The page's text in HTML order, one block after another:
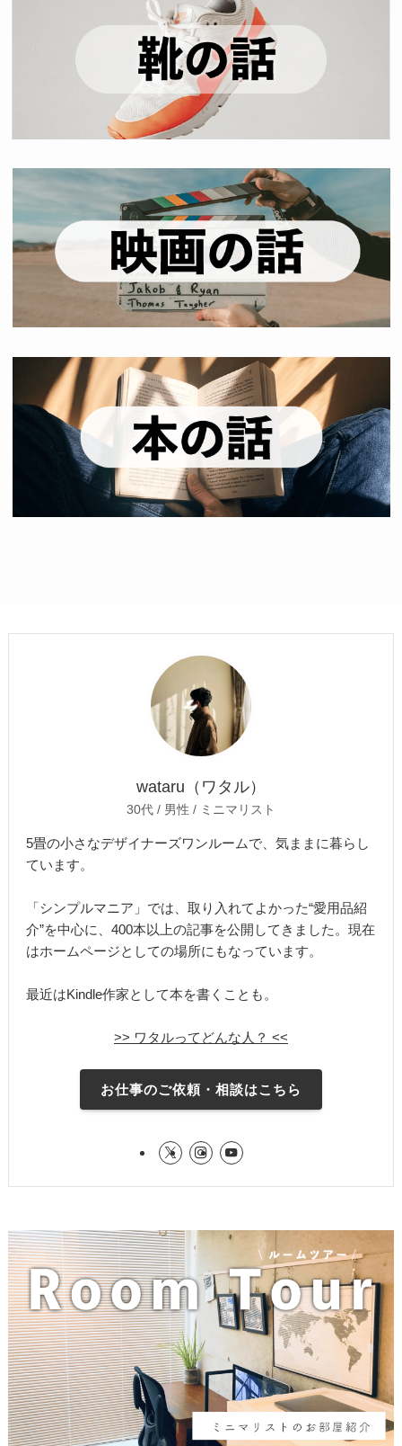
wataru（ワタル）
30代 / 男性 / ミニマリスト
5畳の小さなデザイナーズワンルームで、気ままに暮らし
ています。
「シンプルマニア」では、取り入れてよかった“愛用品紹
介”を中心に、400本以上の記事を公開してきました。現在
はホームページとしての場所にもなっています。
最近はKindle作家として本を書くことも。
>> ワタルってどんな人？ <<
お仕事のご依頼・相談はこちら